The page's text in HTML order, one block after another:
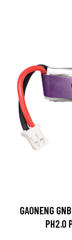
GAONENG
PH2.0